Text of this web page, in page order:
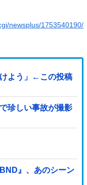
newsplus/1753540190/
よう」←この投稿
珍しい事故が撮影
』、あのシーン